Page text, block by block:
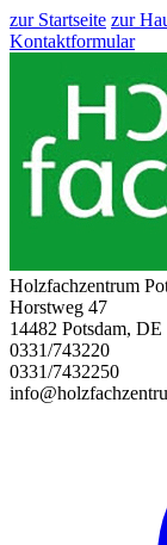
zur Startseite zur
Kontaktformular
Holzfachzentrum
Horstweg 47
14482 Potsdam, DE
0331/743220
0331/7432250